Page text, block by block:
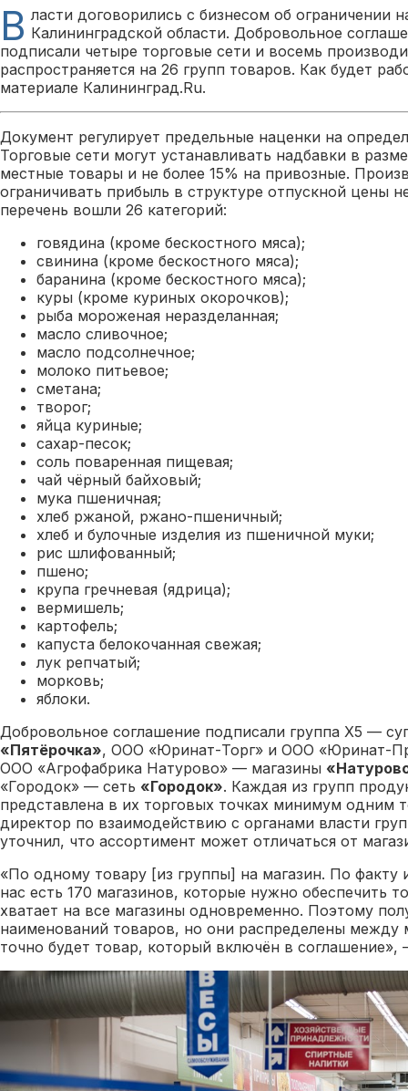
В ласти договорились с бизнесом об ограничении
Калининградской области. Добровольное
подписали четыре торговые сети и восемь
распространяется на 26 групп товаров. Как будет
материале Калининград.Ru.
Документ регулирует предельные наценки на
Торговые сети могут устанавливать надбавки в
местные товары и не более 15% на привозные.
ограничивать прибыль в структуре отпускной цены
перечень вошли 26 категорий:
говядина (кроме бескостного мяса);
свинина (кроме бескостного мяса);
баранина (кроме бескостного мяса);
куры (кроме куриных окорочков);
рыба мороженая неразделанная;
масло сливочное;
масло подсолнечное;
молоко питьевое;
сметана;
творог;
яйца куриные;
сахар-песок;
соль поваренная пищевая;
чай чёрный байховый;
мука пшеничная;
хлеб ржаной, ржано-пшеничный;
хлеб и булочные изделия из пшеничной муки;
рис шлифованный;
пшено;
крупа гречневая (ядрица);
вермишель;
картофель;
капуста белокочанная свежая;
лук репчатый;
морковь;
яблоки.
Добровольное соглашение подписали группа Х5 —
«Пятёрочка», ООО «Юринат-Торг» и ООО «Юринат-
ООО «Агрофабрика Натурово» — магазины
«Городок» — сеть «Городок». Каждая из групп
представлена в их торговых точках минимум одним
директор по взаимодействию с органами власти
уточнил, что ассортимент может отличаться от
«По одному товару [из группы] на магазин. По факту
нас есть 170 магазинов, которые нужно обеспечить
хватает на все магазины одновременно. Поэтому
наименований товаров, но они распределены между
точно будет товар, который включён в